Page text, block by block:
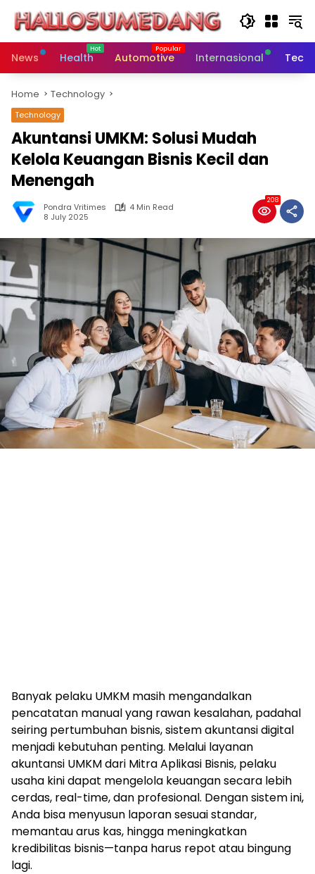
content
News
Health Automotive Internasional
Home Technology
Technology
Akuntansi UMKM: Solusi Mudah
Kelola Keuangan Bisnis Kecil dan
Menengah
Pondra Vritimes
4 Min Read
8 July 2025
208
Banyak pelaku UMKM masih mengandalkan
pencatatan manual yang rawan kesalahan, padahal
seiring pertumbuhan bisnis, sistem akuntansi digital
menjadi kebutuhan penting. Melalui layanan
akuntansi UMKM dari Mitra Aplikasi Bisnis, pelaku
usaha kini dapat mengelola keuangan secara lebih
cerdas, real-time, dan profesional. Dengan sistem ini,
Anda bisa menyusun laporan sesuai standar,
memantau arus kas, hingga meningkatkan
kredibilitas bisnis—tanpa harus repot atau bingung
lagi.